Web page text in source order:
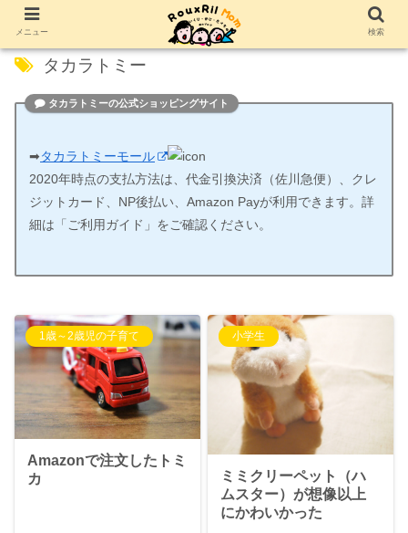
タカラトミー
タカラトミーの公式ショッピングサイト
➡タカラトミーモール
2020年時点の支払方法は、代金引換決済（佐川急便）、クレ
ジットカード、NP後払い、Amazon Payが利用できます。詳
細は「ご利用ガイド」をご確認ください。
1歳～2歳児の子育て
Amazonで注文したトミ
カ
小学生
ミミクリーペット（ハ
ムスター）が想像以上
にかわいかった
メニュー 検索